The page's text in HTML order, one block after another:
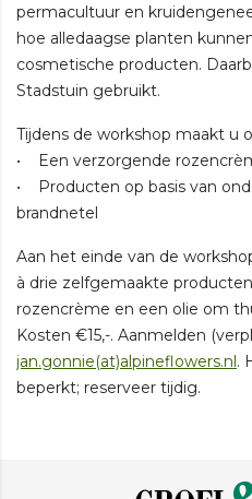
permacultuur en
hoe alledaagse planten
cosmetische producten.
Stadstuin gebruikt.
Tijdens de workshop maakt u
• Een verzorgende
• Producten op basis van
brandnetel
Aan het einde van de
à drie zelfgemaakte
rozencrème en een olie om
Kosten €15,-. Aanmelden
jan.gonnie(at)alpineflowers.nl.
beperkt; reserveer tijdig.